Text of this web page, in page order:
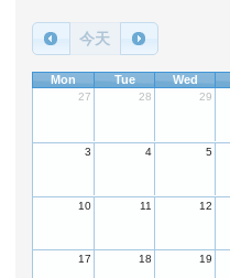
今天
Mon Tue Wed
27 28 29
3 4 5
10 11 12
17 18 19